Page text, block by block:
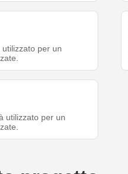
per un
utilizzato per un